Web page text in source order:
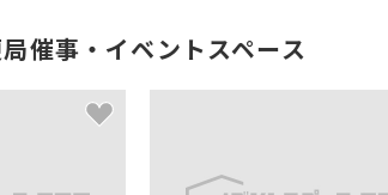
催事・イベントスペース